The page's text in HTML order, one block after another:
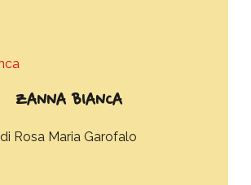
ZANNA BIANCA
Rosa Maria Garofalo